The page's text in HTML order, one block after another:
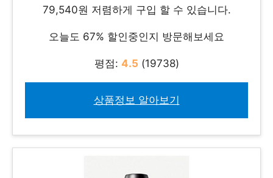
79,540원 저렴하게 구입 할 수 있습니다.
오늘도 67% 할인중인지 방문해보세요
평점: 4.5 (19738)
상품정보 알아보기